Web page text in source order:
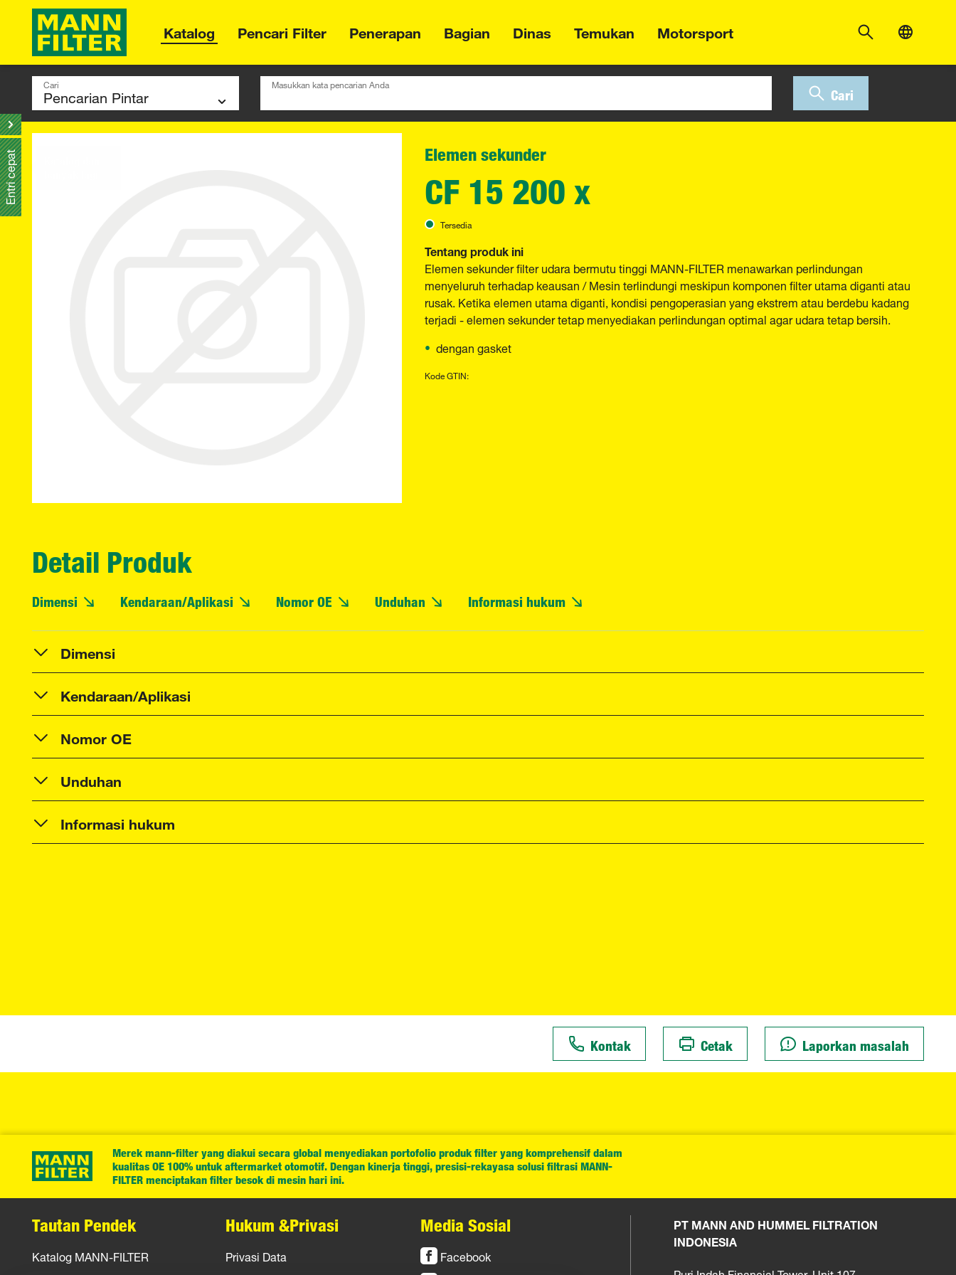
Katalog Pencari Filter Penerapan Bagian Dinas Temukan Motorsport
Cari Masukkan kata pencarian Anda
Cari
Elemen sekunder
CF 15 200 x
Tersedia
Tentang produk ini
Elemen sekunder filter udara bermutu tinggi MANN-FILTER menawarkan perlindungan
menyeluruh terhadap keausan / Mesin terlindungi meskipun komponen filter utama diganti atau
rusak. Ketika elemen utama diganti, kondisi pengoperasian yang ekstrem atau berdebu kadang
terjadi - elemen sekunder tetap menyediakan perlindungan optimal agar udara tetap bersih.
dengan gasket
Kode GTIN:
Detail Produk
Dimensi Kendaraan/Aplikasi Nomor OE Unduhan Informasi hukum
Dimensi
Kendaraan/Aplikasi
Nomor OE
Unduhan
Informasi hukum
Kontak Cetak Laporkan masalah
Merek mann-filter yang diakui secara global menyediakan portofolio produk filter yang komprehensif dalam
kualitas OE 100% untuk aftermarket otomotif. Dengan kinerja tinggi, presisi-rekayasa solusi filtrasi MANN-
FILTER menciptakan filter besok di mesin hari ini.
Tautan Pendek
Katalog MANN-FILTER
Hukum &Privasi
Privasi Data
Media Sosial
Facebook
PT MANN AND HUMMEL FILTRATION
INDONESIA